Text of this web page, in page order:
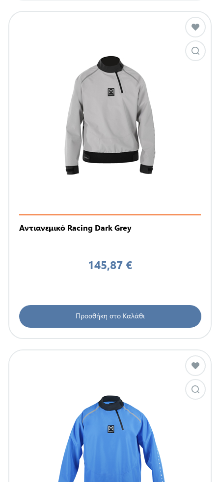
Αντιανεμικό Racing Dark Grey
145,87 €
Προσθήκη στο Καλάθι